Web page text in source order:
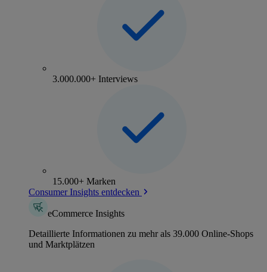
3.000.000+ Interviews
15.000+ Marken
Consumer Insights entdecken
eCommerce Insights
Detaillierte Informationen zu mehr als 39.000 Online-Shops
und Marktplätzen